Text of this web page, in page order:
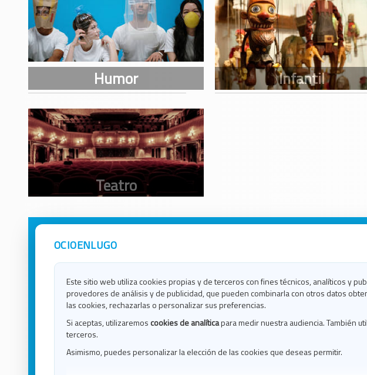
OCIOENLUGO
Este sitio web utiliza cookies propias y de terceros con fines técnicos, analíticos y
provedores de análisis y de publicidad, que pueden combinarla con otros datos
las cookies, rechazarlas o personalizar sus preferencias.
Si aceptas, utilizaremos cookies de analíticapara medir nuestra audiencia. También
terceros.
Asimismo, puedes personalizar la elección de las cookies que deseas permitir.
Avisos Legales
Política de Cookies
Ocio en Lugo
Ocio en Ourense
Ocio en Santiago
Blog